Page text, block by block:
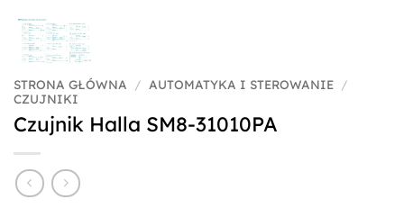
STRONA GŁÓWNA / AUTOMATYKA I STEROWANIE /
CZUJNIKI
Czujnik Halla SM8-31010PA